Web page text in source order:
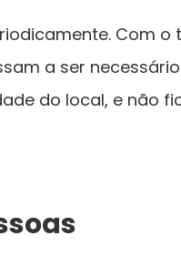
Com o
a ser
do local, e não